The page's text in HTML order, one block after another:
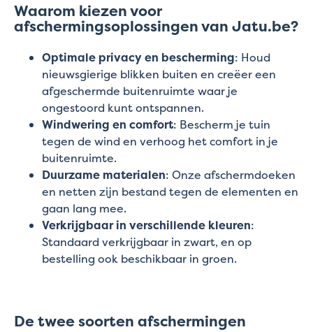
Waarom kiezen voor
afschermingsoplossingen van Jatu.be?
Optimale privacy en bescherming: Houd
nieuwsgierige blikken buiten en creëer een
afgeschermde buitenruimte waar je
ongestoord kunt ontspannen.
Windwering en comfort: Bescherm je tuin
tegen de wind en verhoog het comfort in je
buitenruimte.
Duurzame materialen: Onze afschermdoeken
en netten zijn bestand tegen de elementen en
gaan lang mee.
Verkrijgbaar in verschillende kleuren:
Standaard verkrijgbaar in zwart, en op
bestelling ook beschikbaar in groen.
De twee soorten afschermingen